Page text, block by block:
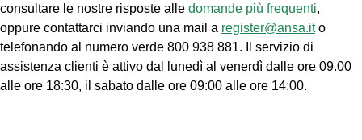
consultare le nostre risposte alle domande più frequenti,
oppure contattarci inviando una mail a register@ansa.ito
telefonando al numero verde 800 938 881. Il servizio di
assistenza clienti è attivo dal lunedì al venerdì dalle ore 09.00
alle ore 18:30, il sabato dalle ore 09:00 alle ore 14:00.